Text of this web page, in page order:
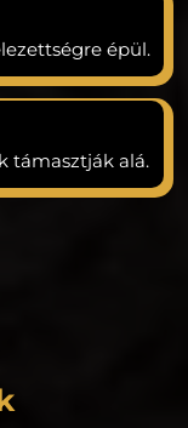
épül.
támasztják alá.